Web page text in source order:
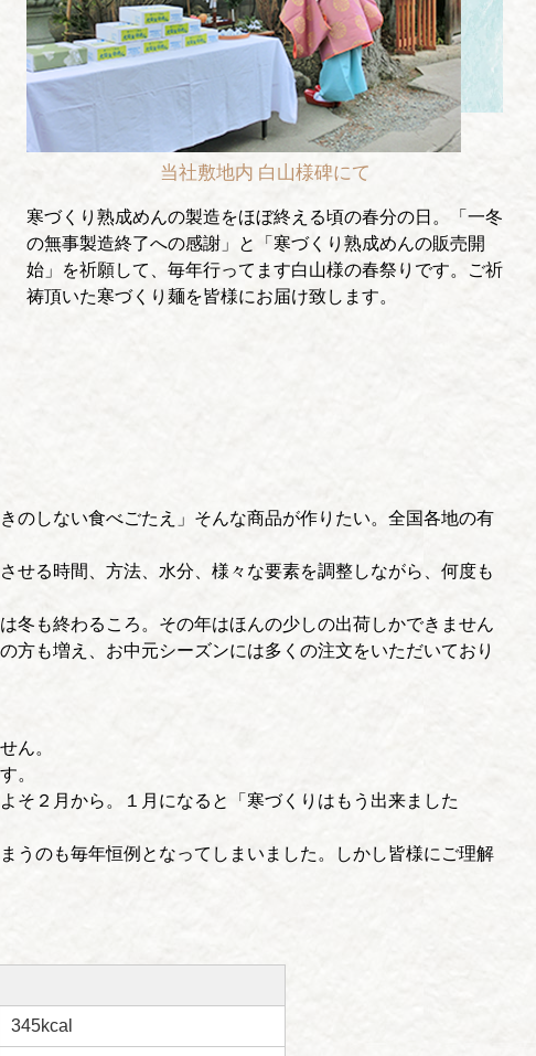
当社敷地内 白山様碑にて
寒づくり熟成めんの製造をほぼ終える頃の春分の日。「一冬
の無事製造終了への感謝」と「寒づくり熟成めんの販売開
始」を祈願して、毎年行ってます白山様の春祭りです。ご祈
祷頂いた寒づくり麺を皆様にお届け致します。
のしない食べごたえ」そんな商品が作りたい。全国各地の有
せる時間、方法、水分、様々な要素を調整しながら、何度も
冬も終わるころ。その年はほんの少しの出荷しかできません
方も増え、お中元シーズンには多くの注文をいただいており
ん。
。
そ２月から。１月になると「寒づくりはもう出来ました
うのも毎年恒例となってしまいました。しかし皆様にご理解
345kcal